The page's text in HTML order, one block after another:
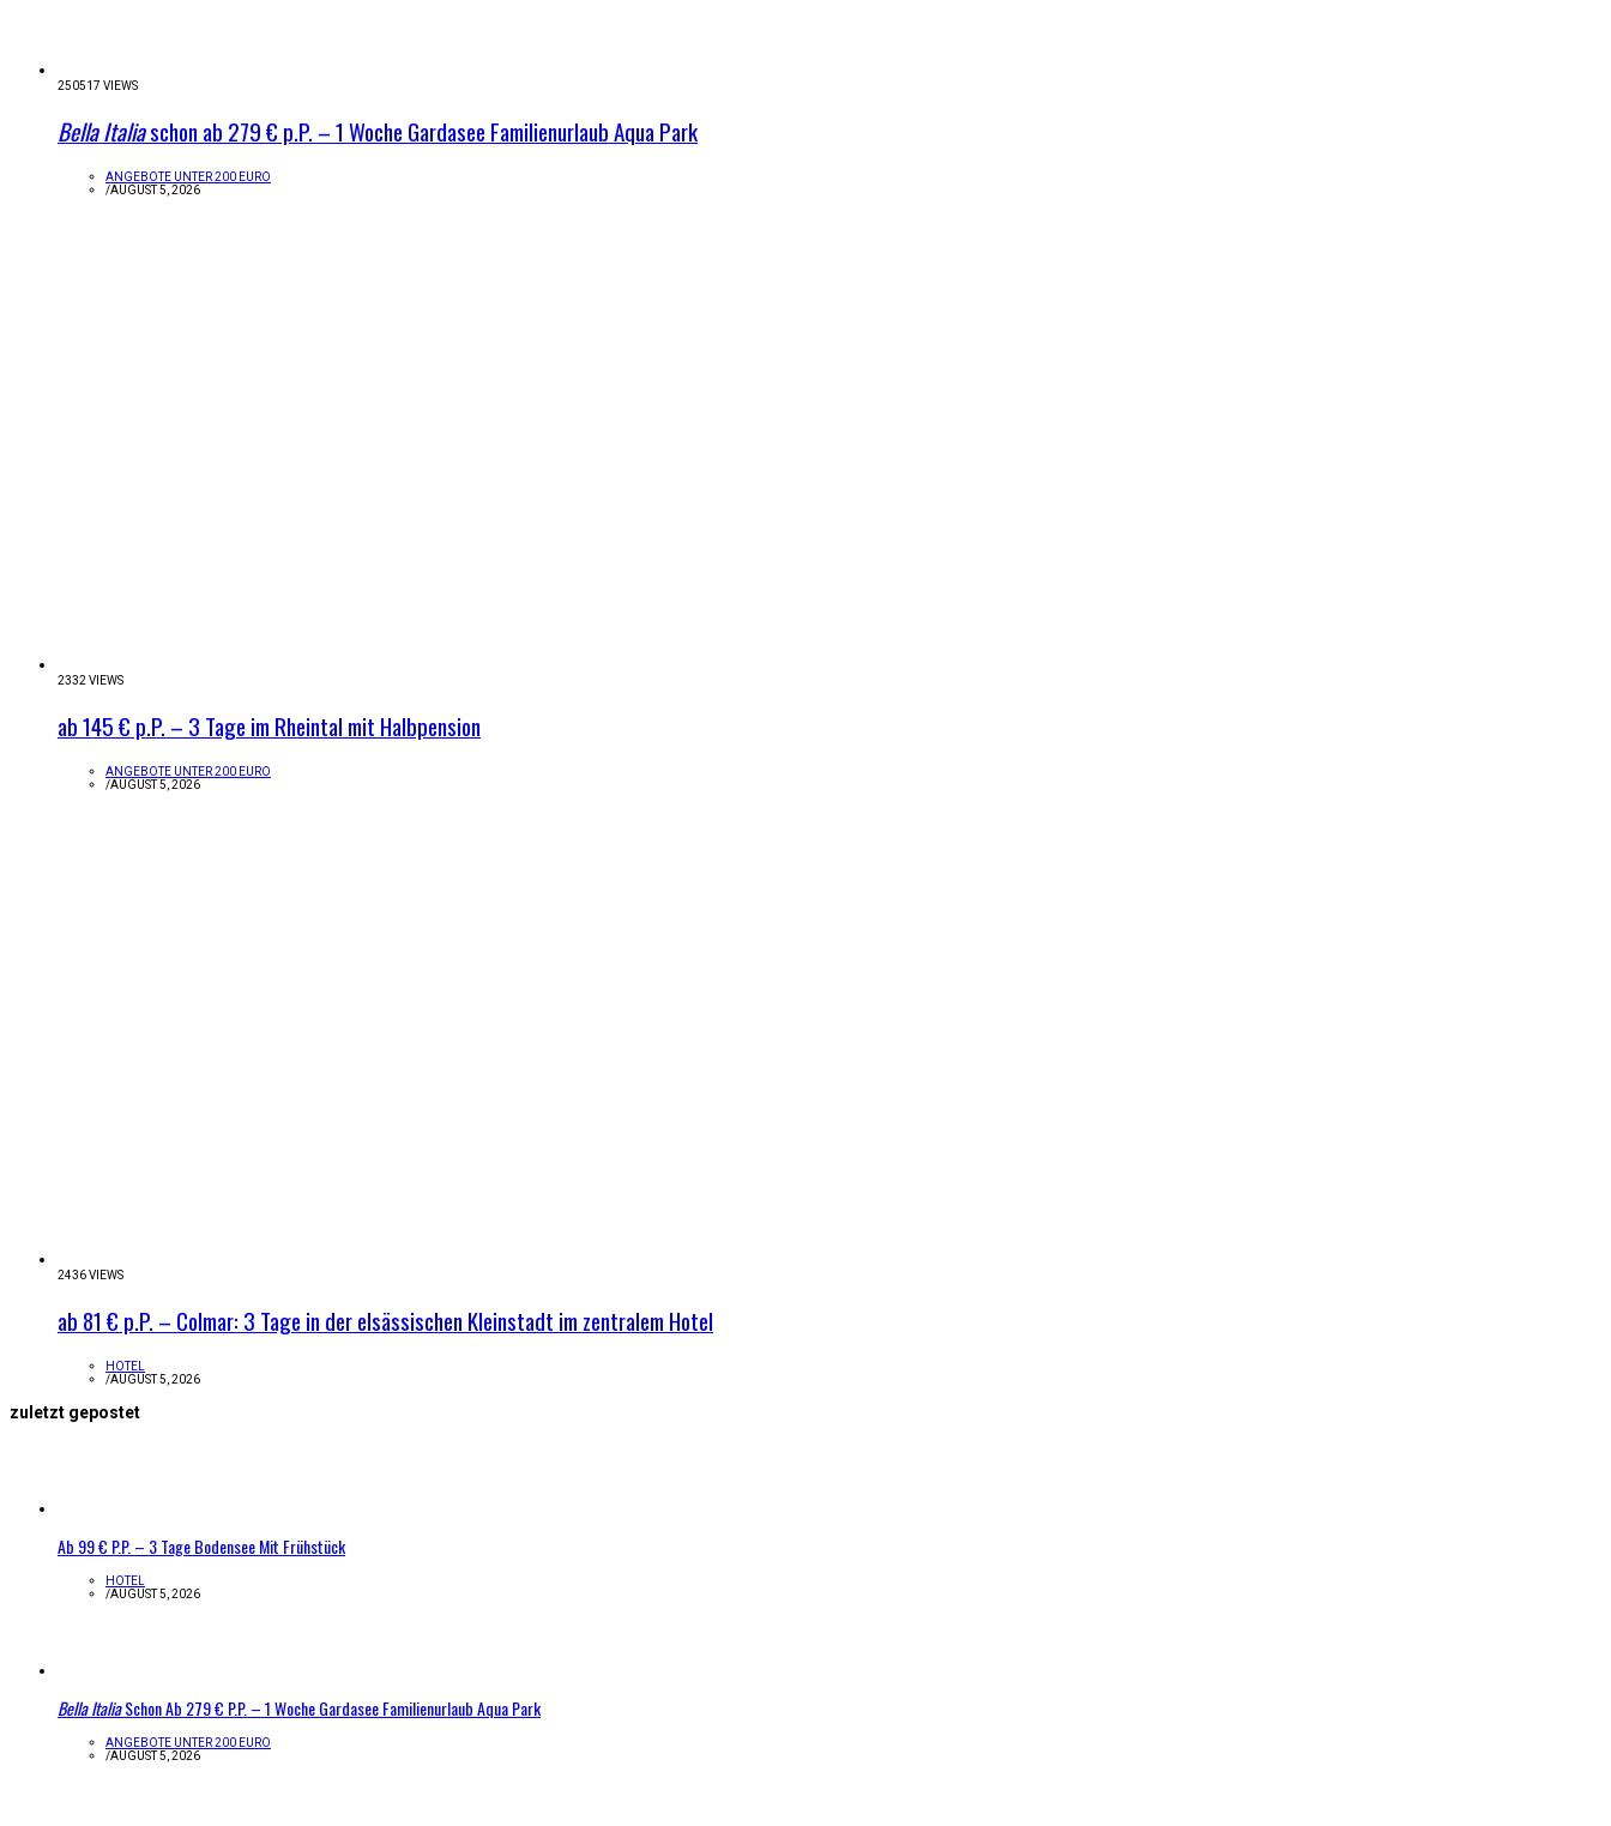
250517 VIEWS
Bella Italiaschon ab 279 € p.P. – 1 Woche Gardasee Familienurlaub Aqua Park
ANGEBOTE UNTER 200 EURO
/AUGUST 5, 2026
2332 VIEWS
ab 145 € p.P. – 3 Tage im Rheintal mit Halbpension
ANGEBOTE UNTER 200 EURO
/AUGUST 5, 2026
2436 VIEWS
ab 81 € p.P. – Colmar: 3 Tage in der elsässischen Kleinstadt im zentralem Hotel
HOTEL
/AUGUST 5, 2026
zuletzt gepostet
Ab 99 € P.P. – 3 Tage Bodensee Mit Frühstück
HOTEL
/AUGUST 5, 2026
Bella ItaliaSchon Ab 279 € P.P. – 1 Woche Gardasee Familienurlaub Aqua Park
ANGEBOTE UNTER 200 EURO
/AUGUST 5, 2026